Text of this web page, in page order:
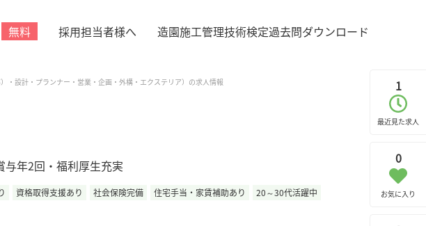
1
最近見た求人
0
お気に入り
無料 採用担当者様へ 造園施工管理技術検定過去問ダウンロード
・設計・プランナー・営業・企画・外構・エクステリア）の求人情報
年2回・福利厚生充実
資格取得支援あり 社会保険完備 住宅手当・家賃補助あり
20～30代活躍中